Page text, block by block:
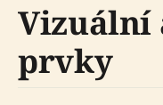
prvky